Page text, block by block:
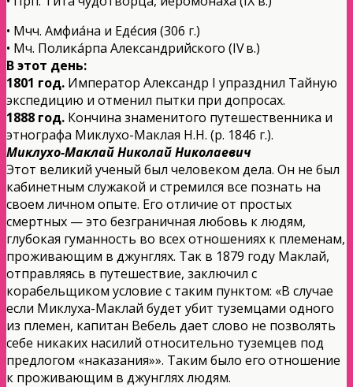
• Мчч. Амфиа́на и Еде́сия (306 г.)
• Мч. Полика́рпа Александрийского (IV в.)
В этот день:
1801 год. Император Александр I упразднил Тайную
экспедицию и отменил пытки при допросах.
1888 год. Кончина знаменитого путешественника и
этнографа Миклухо-Маклая Н.Н. (р. 1846 г.).
Миклухо-МаклайНиколай Николаевич
Этот великий ученый был человеком дела. Он не был
кабинетным служакой и стремился все познать на
своем личном опыте. Его отличие от простых
смертных — это безграничная любовь к людям,
глубокая гуманность во всех отношениях к племенам,
проживающим в джунглях. Так в 1879 году Маклай,
отправляясь в путешествие, заключил с
корабельщиком условие с таким пунктом: «В случае
если Миклуха-Маклай будет убит туземцами одного
из племен, капитан Вебель дает слово не позволять
себе никаких насилий относительно туземцев под
предлогом «наказания»». Таким было его отношение
к проживающим в джунглях людям.